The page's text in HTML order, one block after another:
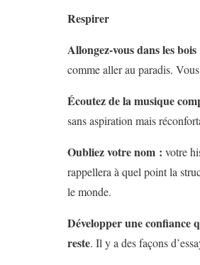
Respirer
Allongez-vous dans les bois
comme aller au paradis.
Écoutez de la musique
sans aspiration mais
Oubliez votre nom : votre
rappellera à quel point la
le monde.
Développer une confiance
reste. Il y a des façons